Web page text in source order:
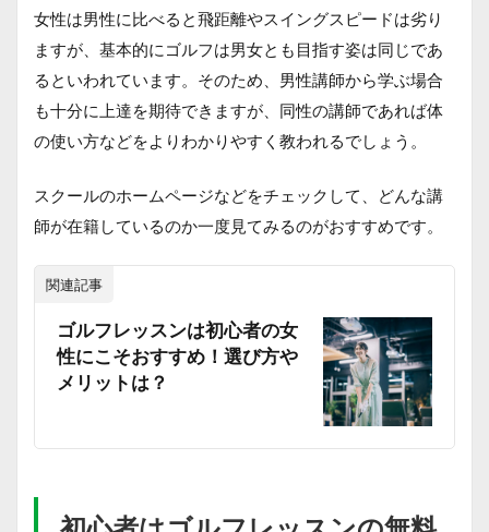
女性は男性に比べると飛距離やスイングスピードは劣り
ますが、基本的にゴルフは男女とも目指す姿は同じであ
るといわれています。そのため、男性講師から学ぶ場合
も十分に上達を期待できますが、同性の講師であれば体
の使い方などをよりわかりやすく教われるでしょう。
スクールのホームページなどをチェックして、どんな講
師が在籍しているのか一度見てみるのがおすすめです。
関連記事
ゴルフレッスンは初心者の女
性にこそおすすめ！選び方や
メリットは？